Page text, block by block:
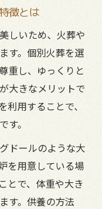
徴とは
しいため、火葬や
す。個別火葬を選
重し、ゆっくりと
大きなメリットで
用することで、
。
ドールのような大
を用意している場
とで、体重や大き
す。供養の方法